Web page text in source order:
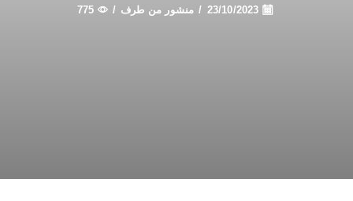
/ منشور من طرف /
775